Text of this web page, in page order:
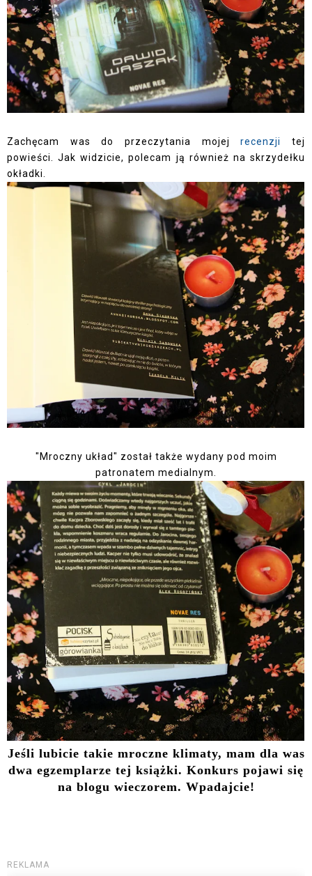
Zachęcam was do przeczytania mojejrecenzji
tej
powieści. Jak widzicie, polecam ją również na skrzydełku
okładki.
"Mroczny układ" został także wydany pod moim
patronatem medialnym.
Jeśli lubicie takie mroczne klimaty, mam dla was
dwa egzemplarze tej książki. Konkurs pojawi się
na blogu wieczorem. Wpadajcie!